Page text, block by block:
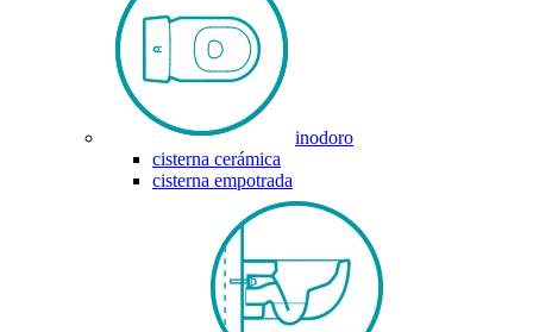
inodoro
cisterna cerámica
cisterna empotrada